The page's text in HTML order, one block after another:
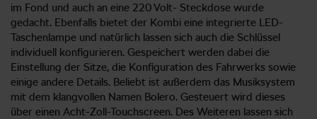
im Fond und auch an eine 220 Volt- Steckdose wurde
gedacht. Ebenfalls bietet der Kombi eine integrierte LED-
Taschenlampe und natürlich lassen sich auch die Schlüssel
individuell konfigurieren. Gespeichert werden dabei die
Einstellung der Sitze, die Konfiguration des Fahrwerks sowie
einige andere Details. Beliebt ist außerdem das Musiksystem
mit dem klangvollen Namen Bolero. Gesteuert wird dieses
über einen Acht-Zoll-Touchscreen. Des Weiteren lassen sich